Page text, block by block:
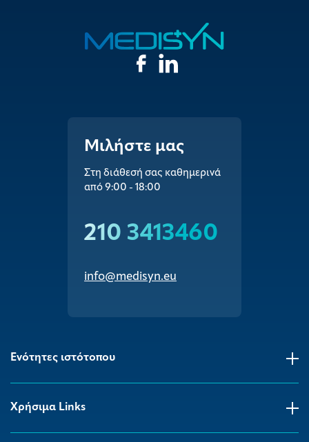
Μιλήστε μας
Στη διάθεσή σας καθημερινά
από 9:00 - 18:00
210 3413460
info@medisyn.eu
Ενότητες ιστότοπου
Χρήσιμα Links